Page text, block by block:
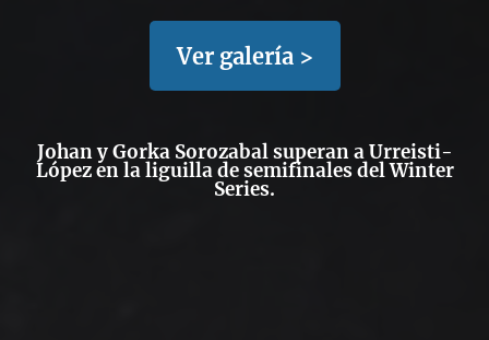
Ver galería >
Johan y Gorka Sorozabal superan a Urreisti-
López en la liguilla de semifinales del Winter
Series.